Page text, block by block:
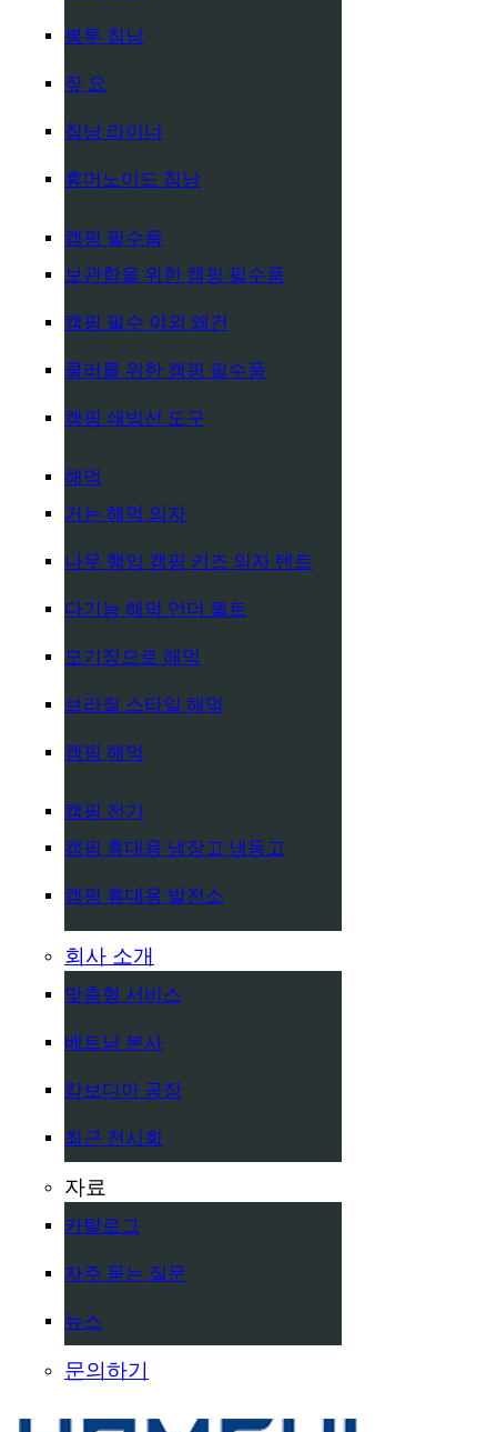
봉투 침낭
짚 요
침낭 라이너
휴머노이드 침낭
캠핑 필수품
보관함을 위한 캠핑 필수품
캠핑 필수 야외 왜건
쿨러를 위한 캠핑 필수품
캠핑 쇄빙선 도구
해먹
거는 해먹 의자
나무 행잉 캠핑 키즈 의자 텐트
다기능 해먹 언더 퀼트
모기장으로 해먹
브라질 스타일 해먹
캠핑 해먹
캠핑 전기
캠핑 휴대용 냉장고 냉동고
캠핑 휴대용 발전소
회사 소개
맞춤형 서비스
베트남 본사
캄보디아 공장
최근 전시회
자료
카탈로그
자주 묻는 질문
뉴스
문의하기